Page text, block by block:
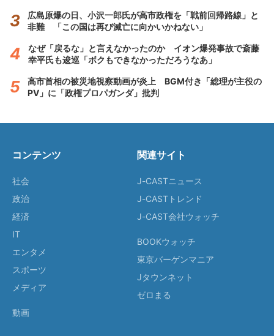
広島原爆の日、小沢一郎氏が高市政権を「戦前回帰路線」と
非難 「この国は再び滅亡に向かいかねない」
なぜ「戻るな」と言えなかったのか イオン爆発事故で斎藤
幸平氏も逡巡「ボクもできなかっただろうなあ」
高市首相の被災地視察動画が炎上 BGM付き「総理が主役の
PV」に「政権プロパガンダ」批判
コンテンツ
社会
政治
経済
IT
エンタメ
スポーツ
メディア
動画
関連サイト
J-CASTニュース
J-CASTトレンド
J-CAST会社ウォッチ
BOOKウォッチ
東京バーゲンマニア
Jタウンネット
ゼロまる